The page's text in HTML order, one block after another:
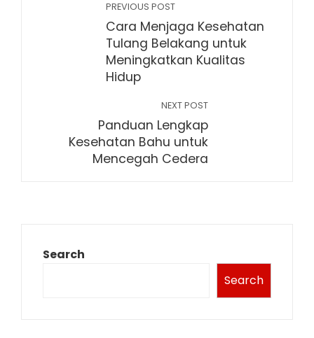
PREVIOUS POST
Cara Menjaga Kesehatan
Tulang Belakang untuk
Meningkatkan Kualitas
Hidup
NEXT POST
Panduan Lengkap
Kesehatan Bahu untuk
Mencegah Cedera
Search
Search